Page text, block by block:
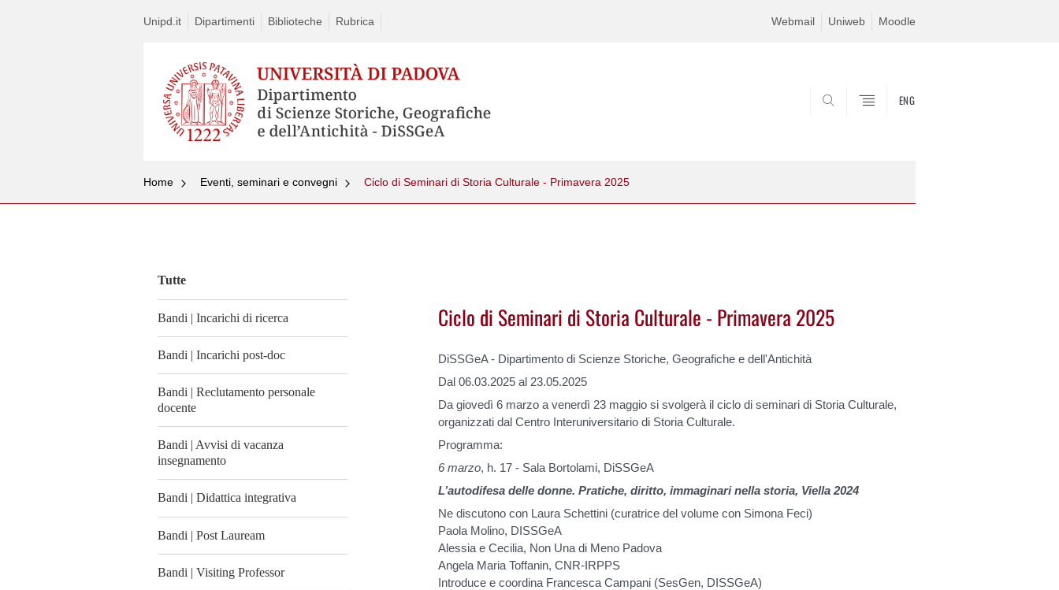
Unipd.it Dipartimenti Biblioteche Rubrica Webmail Uniweb Moodle
ENG
Home Eventi, seminari e convegni Ciclo di Seminari di Storia Culturale - Primavera 2025
Tutte
Bandi | Incarichi di ricerca
Bandi | Incarichi post-doc
Bandi | Reclutamento personale
docente
Bandi | Avvisi di vacanza
insegnamento
Bandi | Didattica integrativa
Bandi | Post Lauream
Bandi | Visiting Professor
Ciclo di Seminari di Storia Culturale - Primavera 2025
DiSSGeA - Dipartimento di Scienze Storiche, Geografiche e dell'Antichità
Dal 06.03.2025 al 23.05.2025
Da giovedì 6 marzo a venerdì 23 maggio si svolgerà il ciclo di seminari di Storia Culturale,
organizzati dal Centro Interuniversitario di Storia Culturale.
Programma:
6 marzo, h. 17 - Sala Bortolami, DiSSGeA
L’autodifesa delle donne. Pratiche, diritto, immaginari nella storia, Viella 2024
Ne discutono con Laura Schettini (curatrice del volume con Simona Feci)
Paola Molino, DISSGeA
Alessia e Cecilia, Non Una di Meno Padova
Angela Maria Toffanin, CNR-IRPPS
Introduce e coordina Francesca Campani (SesGen, DISSGeA)